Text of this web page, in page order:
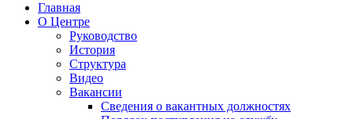
Главная
О Центре
Руководство
История
Структура
Видео
Вакансии
Сведения о вакантных должностях